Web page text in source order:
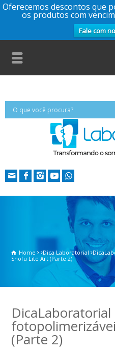
Oferecemos descontos que
os produtos com
Fale com
Home Dica Laboratorial
Shofu Lite Art (Parte 2)
DicaLaboratorial
(Parte 2)